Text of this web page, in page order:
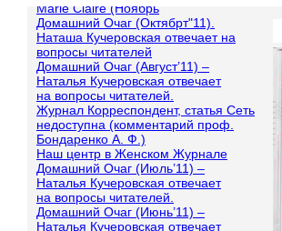
Marie Claire (Ноябрь
Домашний Очаг (Октябрт"11).
Наташа Кучеровская отвечает на
вопросы читателей
Домашний Очаг (Август’11) –
Наталья Кучеровская отвечает
на вопросы читателей.
Журнал Корреспондент, статья Сеть
недоступна (комментарий проф.
Бондаренко А. Ф.)
Наш центр в Женском Журнале
Домашний Очаг (Июль’11) –
Наталья Кучеровская отвечает
на вопросы читателей.
Домашний Очаг (Июнь’11) –
Наталья Кучеровская отвечает